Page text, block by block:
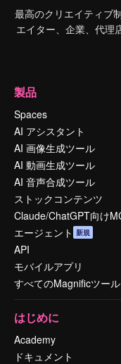
最高のクリエイティブ
エイター、企業、代理
製品
Spaces
AI アシスタント
AI 画像生成ツール
AI 動画生成ツール
AI 音声合成ツール
ストックコンテンツ
Claude/ChatGPT向け
エージェント 新規
API
モバイルアプリ
すべてのMagnificツール
はじめに
Academy
ドキュメント